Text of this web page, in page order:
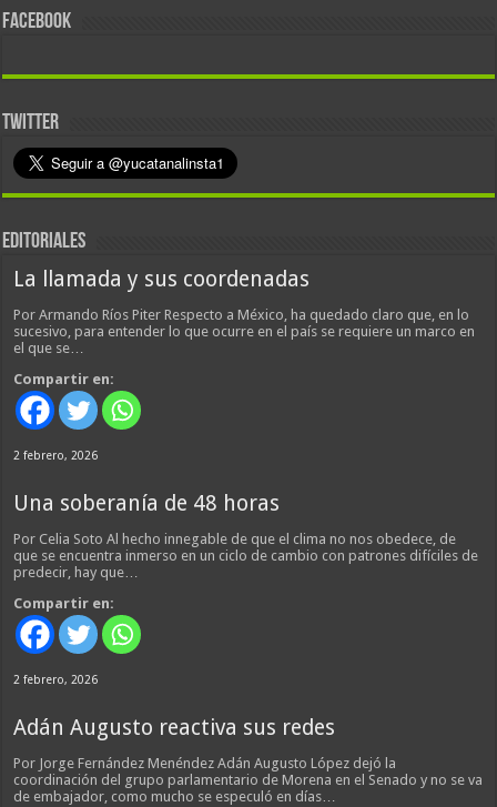
FACEBOOK
TWITTER
EDITORIALES
La llamada y sus coordenadas
Por Armando Ríos Piter Respecto a México, ha quedado claro que, en lo
sucesivo, para entender lo que ocurre en el país se requiere un marco en
el que se…
Compartir en:
2 febrero, 2026
Una soberanía de 48 horas
Por Celia Soto Al hecho innegable de que el clima no nos obedece, de
que se encuentra inmerso en un ciclo de cambio con patrones difíciles de
predecir, hay que…
Compartir en:
2 febrero, 2026
Adán Augusto reactiva sus redes
Por Jorge Fernández Menéndez Adán Augusto López dejó la
coordinación del grupo parlamentario de Morena en el Senado y no se va
de embajador, como mucho se especuló en días…